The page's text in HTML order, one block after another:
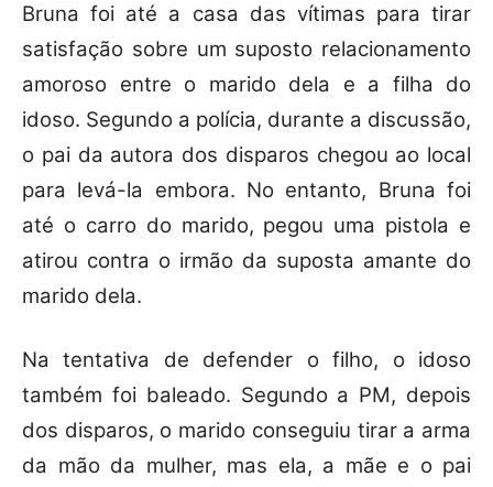
Bruna foi até a casa das vítimas para tirar
satisfação sobre um suposto relacionamento
amoroso entre o marido dela e a filha do
idoso. Segundo a polícia, durante a discussão,
o pai da autora dos disparos chegou ao local
para levá-la embora. No entanto, Bruna foi
até o carro do marido, pegou uma pistola e
atirou contra o irmão da suposta amante do
marido dela.
Na tentativa de defender o filho, o idoso
também foi baleado. Segundo a PM, depois
dos disparos, o marido conseguiu tirar a arma
da mão da mulher, mas ela, a mãe e o pai